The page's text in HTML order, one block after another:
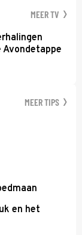
MEER TV
MEER TIPS
en het